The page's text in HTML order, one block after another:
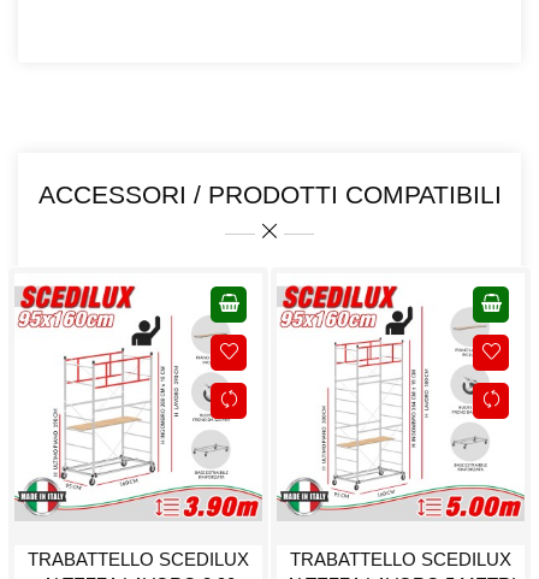
ACCESSORI / PRODOTTI COMPATIBILI
TRABATTELLO SCEDILUX
TRABATTELLO SCEDILUX